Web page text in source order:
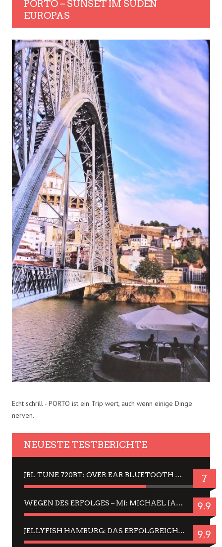
PORTO – SUNSET IM SÜDEN
EUROPAS
Echt schrill - PORTO ist ein Trip wert, auch wenn einige Dinge
nerven.
NEUESTE TESTBERICHTE
JBL TUNE 720BT: OVER EAR BLUETOOTH KOPFHÖRER UM DIE 50,-€ IM DAUER-TEST 7
WEGEN DES ERFOLGES – MJ: MICHAEL JACKSON MUSICAL IN EINER MATINEE SEHEN 9.9
JELLYFISH HAMBURG: DAS ERFOLGREICHE SOMMER-MENÜ 2025 IN GEFÜHLEN UND BILDERN 9.9